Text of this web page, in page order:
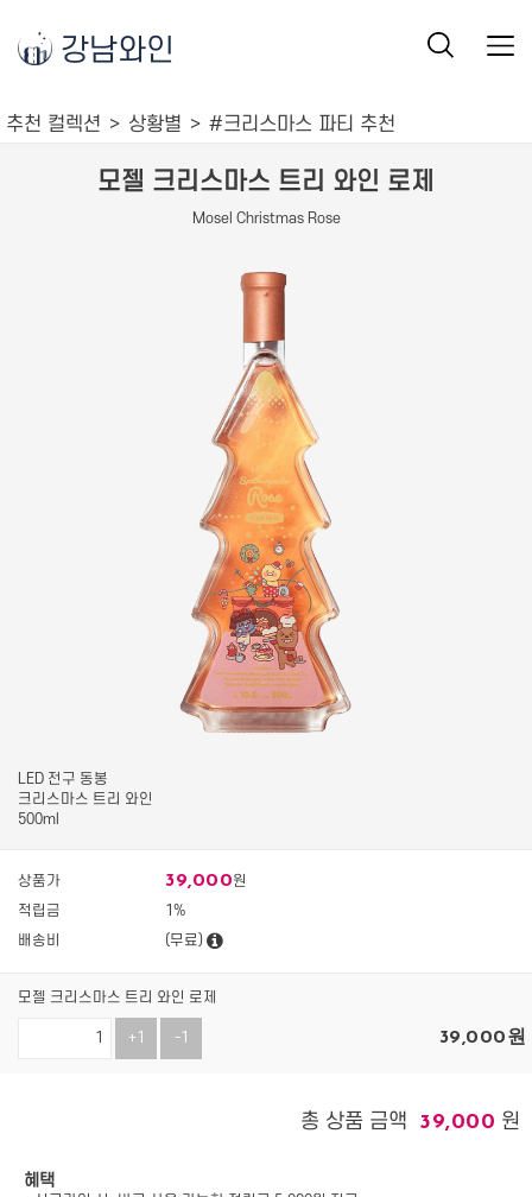
강남와인
추천 컬렉션 상황별 #크리스마스 파티 추천
모젤 크리스마스 트리 와인 로제
Mosel Christmas Rose
LED 전구 동봉
크리스마스 트리 와인
500ml
상품가 39,000원
적립금
1%
배송비
(무료)
모젤 크리스마스 트리 와인 로제
+1 -1 39,000원
총 상품 금액 39,000 원
혜택